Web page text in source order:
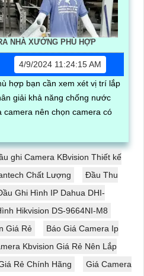
NHÀ XƯỞNG PHÙ HỢP
4/9/2024 11:24:15 AM
vị trí lắp
camera nên chọn camera có
ghi Camera KBvision Thiết kế
Chất Lượng
Đầu Thu
Ghi Hình IP Dahua DHI-
Hikvision DS-9664NI-M8
Giá Rẻ
Báo Giá Camera Ip
Kbvision Giá Rẻ Nên Lắp
Rẻ Chính Hãng
Giá Camera